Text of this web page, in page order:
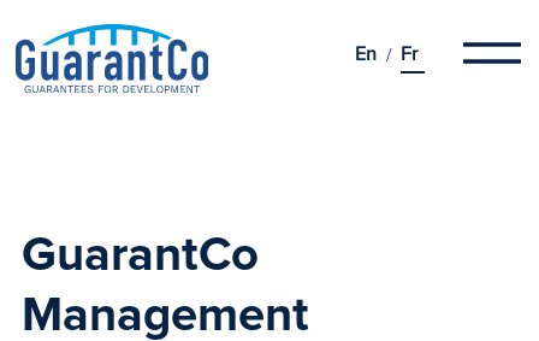
En Fr
GuarantCo
Management